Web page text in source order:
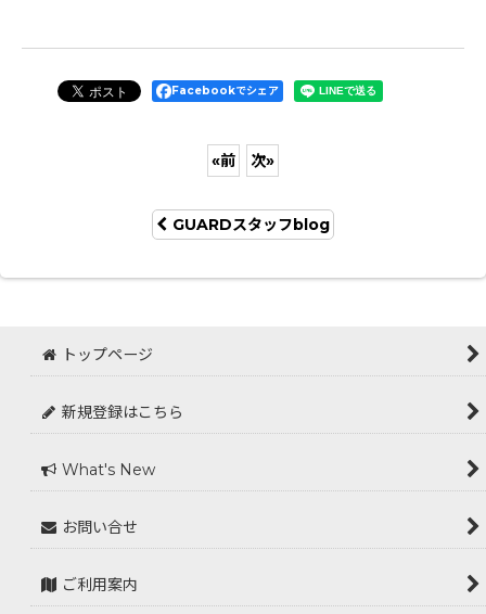
Facebookでシェア
«前 次»
GUARDスタッフblog
トップページ
新規登録はこちら
What's New
お問い合せ
ご利用案内